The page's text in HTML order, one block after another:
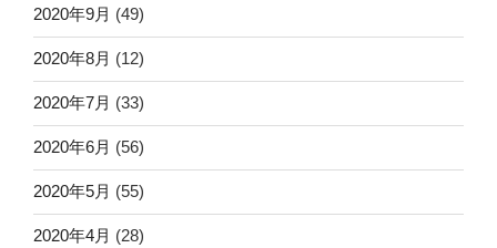
2020年9月 (49)
2020年8月 (12)
2020年7月 (33)
2020年6月 (56)
2020年5月 (55)
2020年4月 (28)